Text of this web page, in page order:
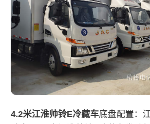
4.2米江淮帅铃E冷藏车底盘配置：